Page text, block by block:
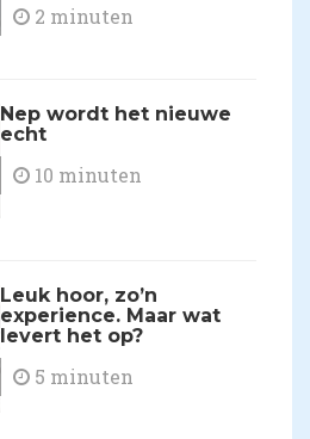
2 minuten
Nep wordt het nieuwe
echt
10 minuten
Leuk hoor, zo’n
experience. Maar wat
levert het op?
5 minuten